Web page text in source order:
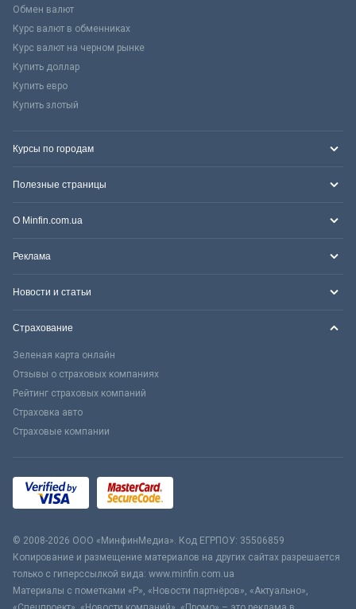
Обмен валют
Курс валют в обменниках
Курс валют на черном рынке
Купить доллар
Купить евро
Купить злотый
Курсы по городам
Полезные страницы
О Minfin.com.ua
Реклама
Новости и статьи
Страхование
Зеленая карта онлайн
Отзывы о страховых компаниях
Рейтинг страховых компаний
Страховка авто
Страховые компании
© 2008-2026 ООО «МинфинМедиа». Код ЕГРПОУ: 35506859
Копирование и размещение материалов на других сайтах разрешается
только с гиперссылкой вида: www.minfin.com.ua
Материалы с пометками «Р», «Новости партнёров», «Актуально»,